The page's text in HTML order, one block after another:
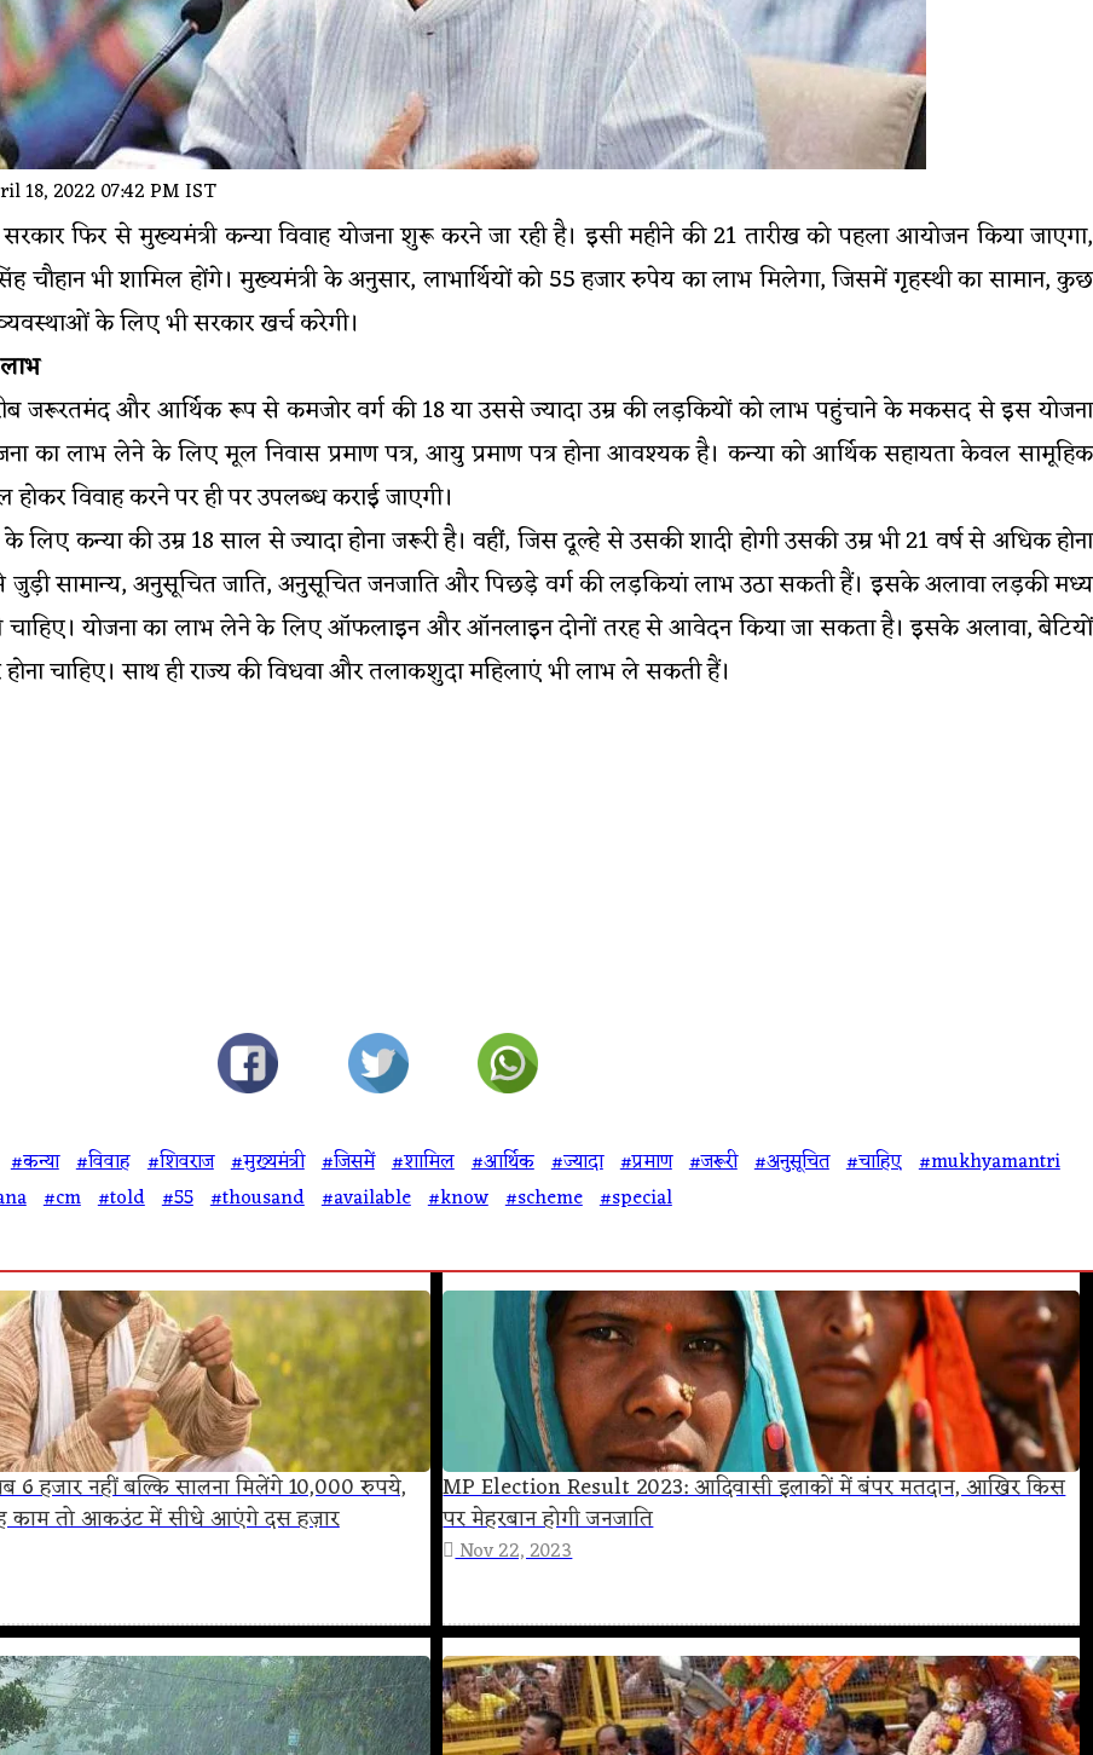
18, 2022 07:42 PM IST
फिर से मुख्यमंत्री कन्या विवाह योजना शुरू करने जा रही है। इसी महीने की 21 तारीख को पहला आयोजन किया जाएगा,
चौहान भी शामिल होंगे। मुख्यमंत्री के अनुसार, लाभार्थियों को 55 हजार रुपेय का लाभ मिलेगा, जिसमें गृहस्थी का सामान, कुछ
के लिए भी सरकार खर्च करेगी।
जरूरतमंद और आर्थिक रूप से कमजोर वर्ग की 18 या उससे ज्यादा उम्र की लड़कियों को लाभ पहुंचाने के मकसद से इस योजना
का लाभ लेने के लिए मूल निवास प्रमाण पत्र, आयु प्रमाण पत्र होना आवश्यक है। कन्या को आर्थिक सहायता केवल सामूहिक
होकर विवाह करने पर ही पर उपलब्ध कराई जाएगी।
कन्या की उम्र 18 साल से ज्यादा होना जरूरी है। वहीं, जिस दूल्हे से उसकी शादी होगी उसकी उम्र भी 21 वर्ष से अधिक होना
से जुड़ी सामान्य, अनुसूचित जाति, अनुसूचित जनजाति और पिछड़े वर्ग की लड़कियां लाभ उठा सकती हैं। इसके अलावा लड़की मध्य
चाहिए। योजना का लाभ लेने के लिए ऑफलाइन और ऑनलाइन दोनों तरह से आवेदन किया जा सकता है। इसके अलावा, बेटियों
चाहिए। साथ ही राज्य की विधवा और तलाकशुदा महिलाएं भी लाभ ले सकती हैं।
#कन्या #विवाह #शिवराज #मुख्यमंत्री #जिसमें #शामिल #आर्थिक #ज्यादा #प्रमाण #जरूरी #अनुसूचित #चाहिए #mukhyamantri
#cm #told #55 #thousand #available #know #scheme #special
6 हजार नहीं बल्कि सालना मिलेंगे 10,000 रुपये,
तो आकउंट में सीधे आएंगे दस हज़ार
MP Election Result 2023: आदिवासी इलाकों में बंपर मतदान, आखिर किस
पर मेहरबान होगी जनजाति
Nov 22, 2023